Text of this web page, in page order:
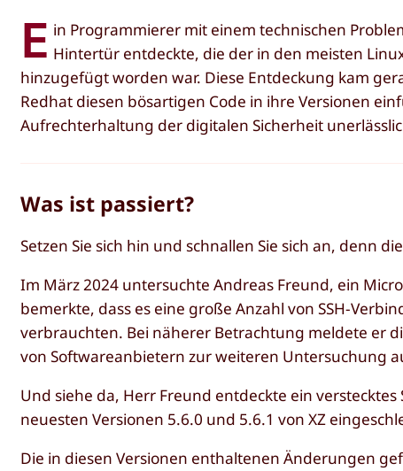
E in Programmierer mit einem technischen
Hintertür entdeckte, die der in den meisten
hinzugefügt worden war. Diese Entdeckung kam
Redhat diesen bösartigen Code in ihre Versionen
Aufrechterhaltung der digitalen Sicherheit
Was ist passiert?
Setzen Sie sich hin und schnallen Sie sich an, denn
Im März 2024 untersuchte Andreas Freund, ein
bemerkte, dass es eine große Anzahl von SSH-
verbrauchten. Bei näherer Betrachtung meldete er
von Softwareanbietern zur weiteren Untersuchung
Und siehe da, Herr Freund entdeckte ein
neuesten Versionen 5.6.0 und 5.6.1 von XZ
Die in diesen Versionen enthaltenen Änderungen